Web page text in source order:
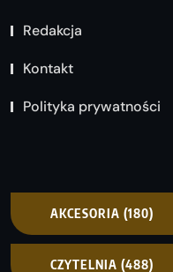
Redakcja
Kontakt
Polityka prywatności
AKCESORIA (180)
CZYTELNIA (488)